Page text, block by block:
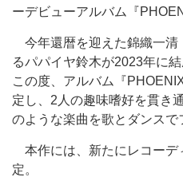
ーデビューアルバム『
今年還暦を迎えた錦織一清
るパパイヤ鈴木が2023年に
この度、アルバム『
定し、2人の趣味嗜好を貫き
のような楽曲を歌とダンスで
本作には、新たにレコーデ
定。